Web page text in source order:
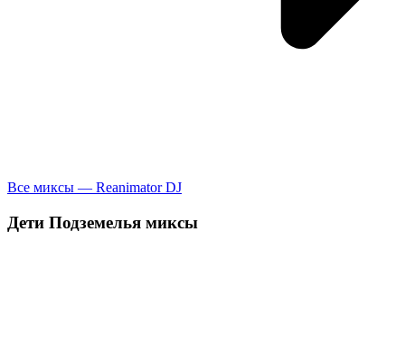
Все миксы — Reanimator DJ
Дети Подземелья миксы